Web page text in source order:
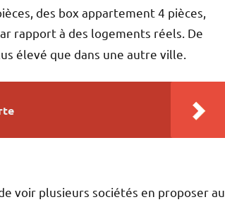
des box appartement 4 pièces,
rapport à des logements réels. De
élevé que dans une autre ville.
voir plusieurs sociétés en proposer au